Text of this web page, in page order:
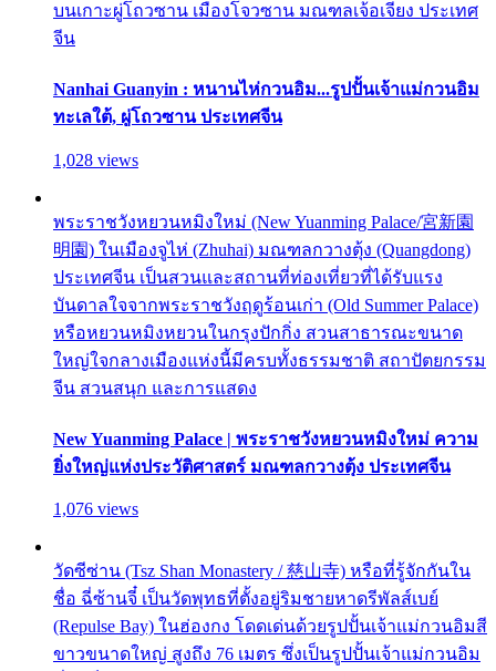
บนเกาะผู่โถวซาน เมืองโจวซาน มณฑลเจ้อเจียง ประเทศ
จีน
Nanhai Guanyin : หนานไห่กวนอิม...รูปปั้นเจ้าแม่กวนอิม
ทะเลใต้, ผู่โถวซาน ประเทศจีน
1,028 views
พระราชวังหยวนหมิงใหม่ (New Yuanming Palace/宮新園
明園) ในเมืองจูไห่ (Zhuhai) มณฑลกวางตุ้ง (Quangdong)
ประเทศจีน เป็นสวนและสถานที่ท่องเที่ยวที่ได้รับแรง
บันดาลใจจากพระราชวังฤดูร้อนเก่า (Old Summer Palace)
หรือหยวนหมิงหยวนในกรุงปักกิ่ง สวนสาธารณะขนาด
ใหญ่ใจกลางเมืองแห่งนี้มีครบทั้งธรรมชาติ สถาปัตยกรรม
จีน สวนสนุก และการแสดง
New Yuanming Palace | พระราชวังหยวนหมิงใหม่ ความ
ยิ่งใหญ่แห่งประวัติศาสตร์ มณฑลกวางตุ้ง ประเทศจีน
1,076 views
วัดซีซ่าน (Tsz Shan Monastery / 慈山寺) หรือที่รู้จักกันใน
ชื่อ ฉี่ซ้านจี๋ เป็นวัดพุทธที่ตั้งอยู่ริมชายหาดรีพัลส์เบย์
(Repulse Bay) ในฮ่องกง โดดเด่นด้วยรูปปั้นเจ้าแม่กวนอิมสี
ขาวขนาดใหญ่ สูงถึง 76 เมตร ซึ่งเป็นรูปปั้นเจ้าแม่กวนอิม